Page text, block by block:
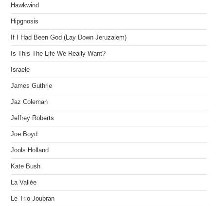
Hawkwind
Hipgnosis
If I Had Been God (Lay Down Jeruzalem)
Is This The Life We Really Want?
Israele
James Guthrie
Jaz Coleman
Jeffrey Roberts
Joe Boyd
Jools Holland
Kate Bush
La Vallée
Le Trio Joubran